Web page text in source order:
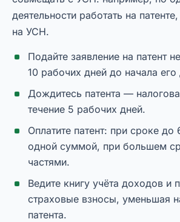
деятельности работать на
на УСН.
Подайте заявление на патент
10 рабочих дней до начала его
Дождитесь патента —
течение 5 рабочих дней.
Оплатите патент: при сроке
одной суммой, при большем
частями.
Ведите книгу учёта доходов и
страховые взносы, уменьшая
патента.